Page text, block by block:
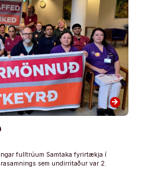
arrow_forward
fulltrúum Samtaka fyrirtækja í
sem undirritaður var 2.